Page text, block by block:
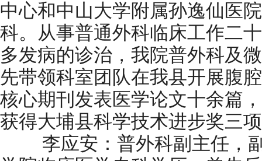
中心和中山大学附属孙逸仙医
科。从事普通外科临床工作二
多发病的诊治，我院普外科及
先带领科室团队在我县开展腹
核心期刊发表医学论文十余篇
获得大埔县科学技术进步奖三
李应安：普外科副主任，副